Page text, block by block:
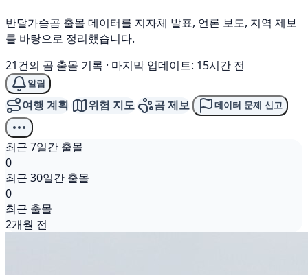
반달가슴곰 출몰 데이터를 지자체 발표, 언론 보도, 지역 제보
를 바탕으로 정리했습니다.
21건의 곰 출몰 기록 · 마지막 업데이트: 15시간 전
알림
여행 계획 위험 지도 곰 제보 데이터 문제 신고
최근 7일간 출몰
0
최근 30일간 출몰
0
최근 출몰
2개월 전